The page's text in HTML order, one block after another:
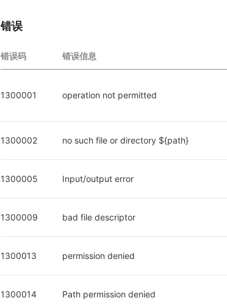
错误
错误码 错误信息
1300001 operation not permitted
1300002 no such file or directory ${path}
1300005 Input/output error
1300009 bad file descriptor
1300013 permission denied
1300014 Path permission denied